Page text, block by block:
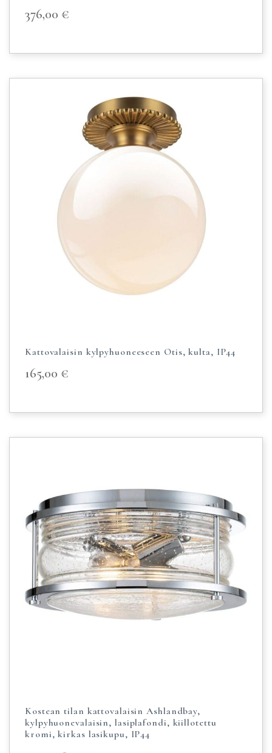
376,00 €
Kattovalaisin kylpyhuoneeseen Otis, kulta, IP44
165,00 €
Kostean tilan kattovalaisin Ashlandbay,
kylpyhuonevalaisin, lasiplafondi, kiillotettu
kromi, kirkas lasikupu, IP44